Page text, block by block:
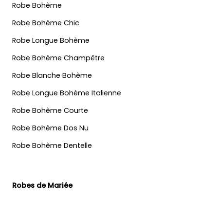
Robe Bohème
Robe Bohème Chic
Robe Longue Bohème
Robe Bohème Champêtre
Robe Blanche Bohème
Robe Longue Bohème Italienne
Robe Bohème Courte
Robe Bohème Dos Nu
Robe Bohème Dentelle
Robes de Mariée